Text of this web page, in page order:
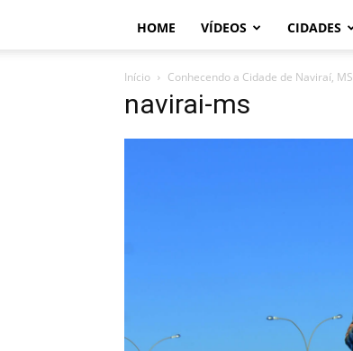
HOME VÍDEOS CIDADES
Início Conhecendo a Cidade de Naviraí, MS
navirai-ms